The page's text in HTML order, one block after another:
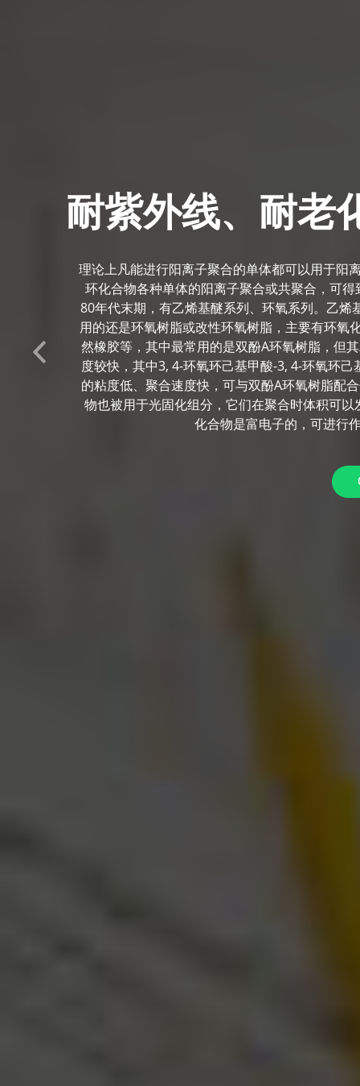
耐紫外线、耐老
理论上凡能进行阳离子聚合的单体都可以用于阳
环化合物各种单体的阳离子聚合或共聚合，可
80年代末期，有乙烯基醚系列、环氧系列。乙
用的还是环氧树脂或改性环氧树脂，主要有环氧
然橡胶等，其中最常用的是双酚A环氧树脂，但
度较快，其中3, 4-环氧环己基甲酸-3, 4-环氧环
的粘度低、聚合速度快，可与双酚A环氧树脂配
物也被用于光固化组分，它们在聚合时体积可
化合物是富电子的，可进行
Previous